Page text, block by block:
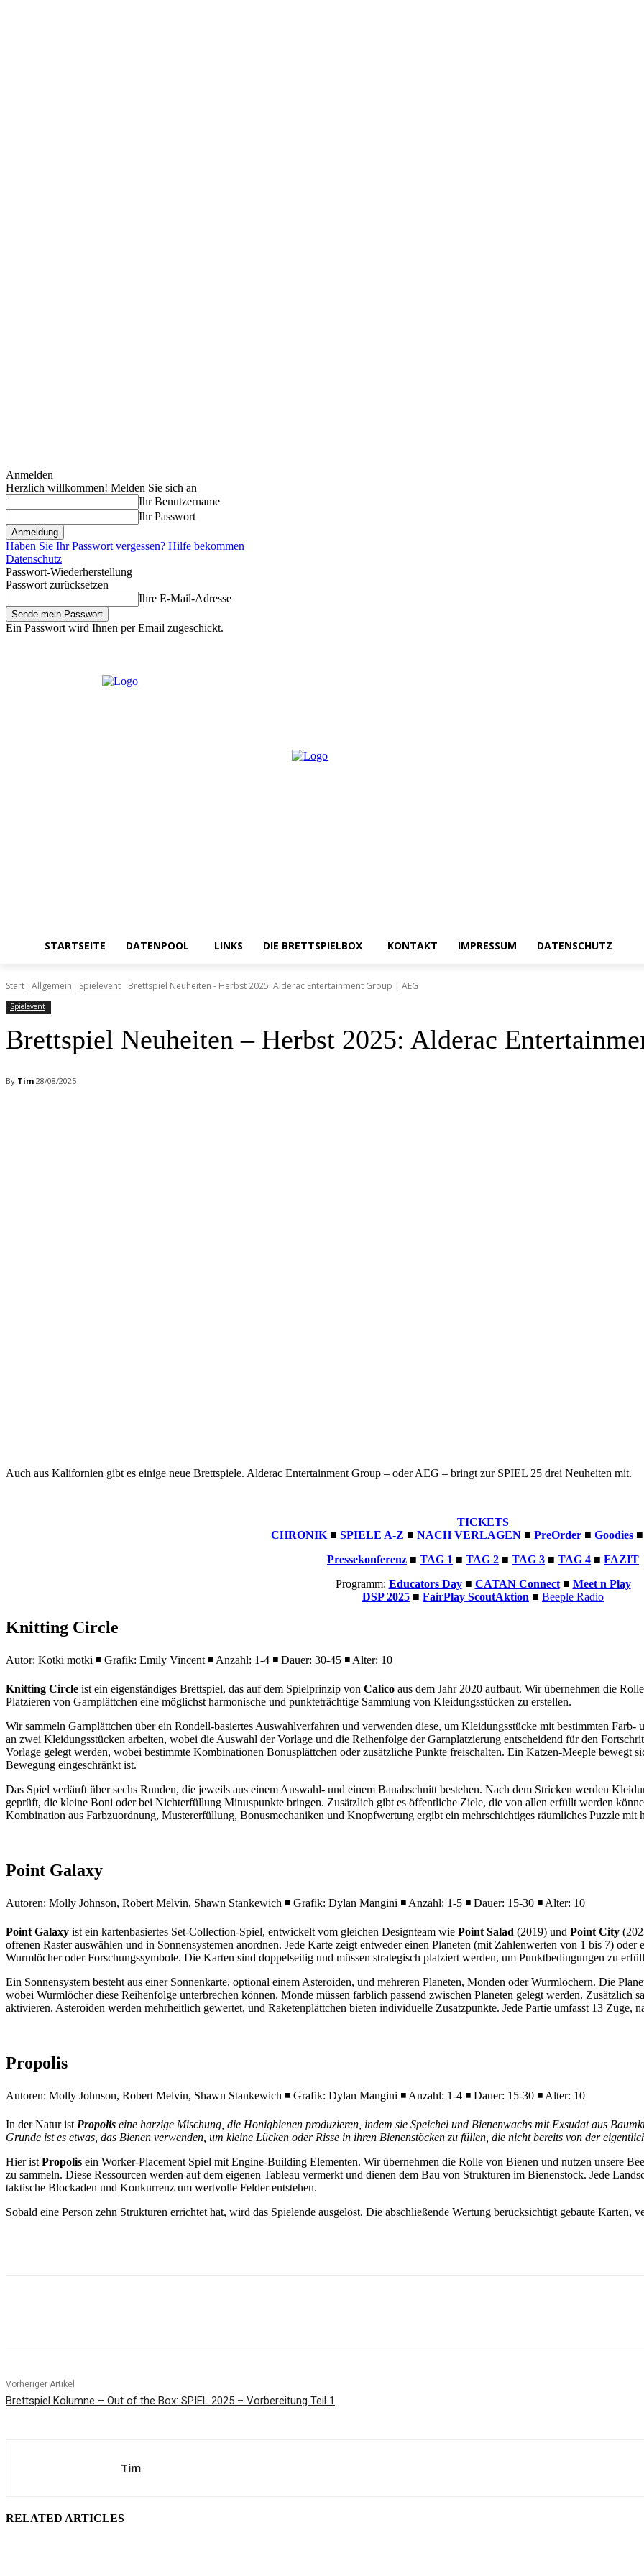
Anmelden
Herzlich willkommen! Melden Sie sich an
Ihr Benutzername
Ihr Passwort
Haben Sie Ihr Passwort vergessen? Hilfe bekommen
Datenschutz
Passwort-Wiederherstellung
Passwort zurücksetzen
Ihre E-Mail-Adresse
Ein Passwort wird Ihnen per Email zugeschickt.
STARTSEITE DATENPOOL LINKS DIE BRETTSPIELBOX KONTAKT IMPRESSUM DATENSCHUTZ
Start Allgemein Spielevent Brettspiel Neuheiten - Herbst 2025: Alderac Entertainment Group | AEG
Spielevent
Brettspiel Neuheiten – Herbst 2025: Alderac
By Tim 28/08/2025
Auch aus Kalifornien gibt es einige neue Brettspiele. Alderac Entertainment Group – oder AEG – bringt zur SPIEL 25 drei Neuheiten mit.
TICKETS
CHRONIK■ SPIELE A-Z ■ NACH VERLAGEN■ PreOrder■ Goodies■
Pressekonferenz ■ TAG 1 ■ TAG 2 ■ TAG 3 ■ TAG 4 ■ FAZIT
Programm: Educators Day■ CATAN Connect■ Meet n Play
DSP 2025 ■ FairPlay ScoutAktion ■ Beeple Radio
Knitting Circle
Autor: Kotki motki ◾ Grafik: Emily Vincent ◾ Anzahl: 1-4 ◾ Dauer: 30-45 ◾ Alter: 10
Knitting Circle ist ein eigenständiges Brettspiel, das auf dem Spielprinzip von Calico aus dem Jahr 2020 aufbaut. Wir übernehmen die
Platzieren von Garnplättchen eine möglichst harmonische und punkteträchtige Sammlung von Kleidungsstücken zu erstellen.
Wir sammeln Garnplättchen über ein Rondell-basiertes Auswahlverfahren und verwenden diese, um Kleidungsstücke mit bestimmten
an zwei Kleidungsstücken arbeiten, wobei die Auswahl der Vorlage und die Reihenfolge der Garnplatzierung entscheidend für den
Vorlage gelegt werden, wobei bestimmte Kombinationen Bonusplättchen oder zusätzliche Punkte freischalten. Ein Katzen-Meeple bewegt
Bewegung eingeschränkt ist.
Das Spiel verläuft über sechs Runden, die jeweils aus einem Auswahl- und einem Bauabschnitt bestehen. Nach dem Stricken werden
geprüft, die kleine Boni oder bei Nichterfüllung Minuspunkte bringen. Zusätzlich gibt es öffentliche Ziele, die von allen erfüllt werden
Kombination aus Farbzuordnung, Mustererfüllung, Bonusmechaniken und Knopfwertung ergibt ein mehrschichtiges räumliches Puzzle mit
Point Galaxy
Autoren: Molly Johnson, Robert Melvin, Shawn Stankewich ◾ Grafik: Dylan Mangini ◾ Anzahl: 1-5 ◾ Dauer: 15-30 ◾ Alter: 10
Point Galaxy ist ein kartenbasiertes Set-Collection-Spiel, entwickelt vom gleichen Designteam wie Point Salad (2019) und Point City
offenen Raster auswählen und in Sonnensystemen anordnen. Jede Karte zeigt entweder einen Planeten (mit Zahlenwerten von 1 bis 7)
Wurmlöcher oder Forschungssymbole. Die Karten sind doppelseitig und müssen strategisch platziert werden, um Punktbedingungen zu
Ein Sonnensystem besteht aus einer Sonnenkarte, optional einem Asteroiden, und mehreren Planeten, Monden oder Wurmlöchern. Die
wobei Wurmlöcher diese Reihenfolge unterbrechen können. Monde müssen farblich passend zwischen Planeten gelegt werden.
aktivieren. Asteroiden werden mehrheitlich gewertet, und Raketenplättchen bieten individuelle Zusatzpunkte. Jede Partie umfasst 13 Züge,
Propolis
Autoren: Molly Johnson, Robert Melvin, Shawn Stankewich ◾ Grafik: Dylan Mangini ◾ Anzahl: 1-4 ◾ Dauer: 15-30 ◾ Alter: 10
In der Natur ist Propolis eine harzige Mischung, die Honigbienen produzieren, indem sie Speichel und Bienenwachs mit Exsudat aus
Grunde ist es etwas, das Bienen verwenden, um kleine Lücken oder Risse in ihren Bienenstöcken zu füllen, die nicht bereits von der
Hier ist Propolis ein Worker-Placement Spiel mit Engine-Building Elementen. Wir übernehmen die Rolle von Bienen und nutzen unsere
zu sammeln. Diese Ressourcen werden auf dem eigenen Tableau vermerkt und dienen dem Bau von Strukturen im Bienenstock. Jede
taktische Blockaden und Konkurrenz um wertvolle Felder entstehen.
Sobald eine Person zehn Strukturen errichtet hat, wird das Spielende ausgelöst. Die abschließende Wertung berücksichtigt gebaute Karten,
Vorheriger Artikel
Brettspiel Kolumne – Out of the Box: SPIEL 2025 – Vorbereitung Teil 1
Tim
RELATED ARTICLES